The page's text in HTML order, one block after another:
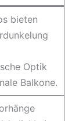
bieten
Optik
Balkone.